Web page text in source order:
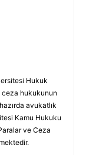
Hukuk
ceza hukukunun
avukatlık
Kamu Hukuku
ve Ceza